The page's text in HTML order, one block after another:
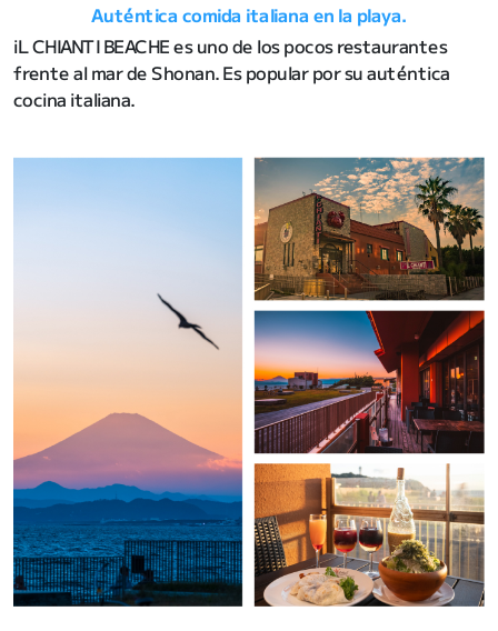
Auténtica comida italiana en la playa.
iL CHIANTI BEACHE es uno de los pocos restaurantes
frente al mar de Shonan. Es popular por su auténtica
cocina italiana.